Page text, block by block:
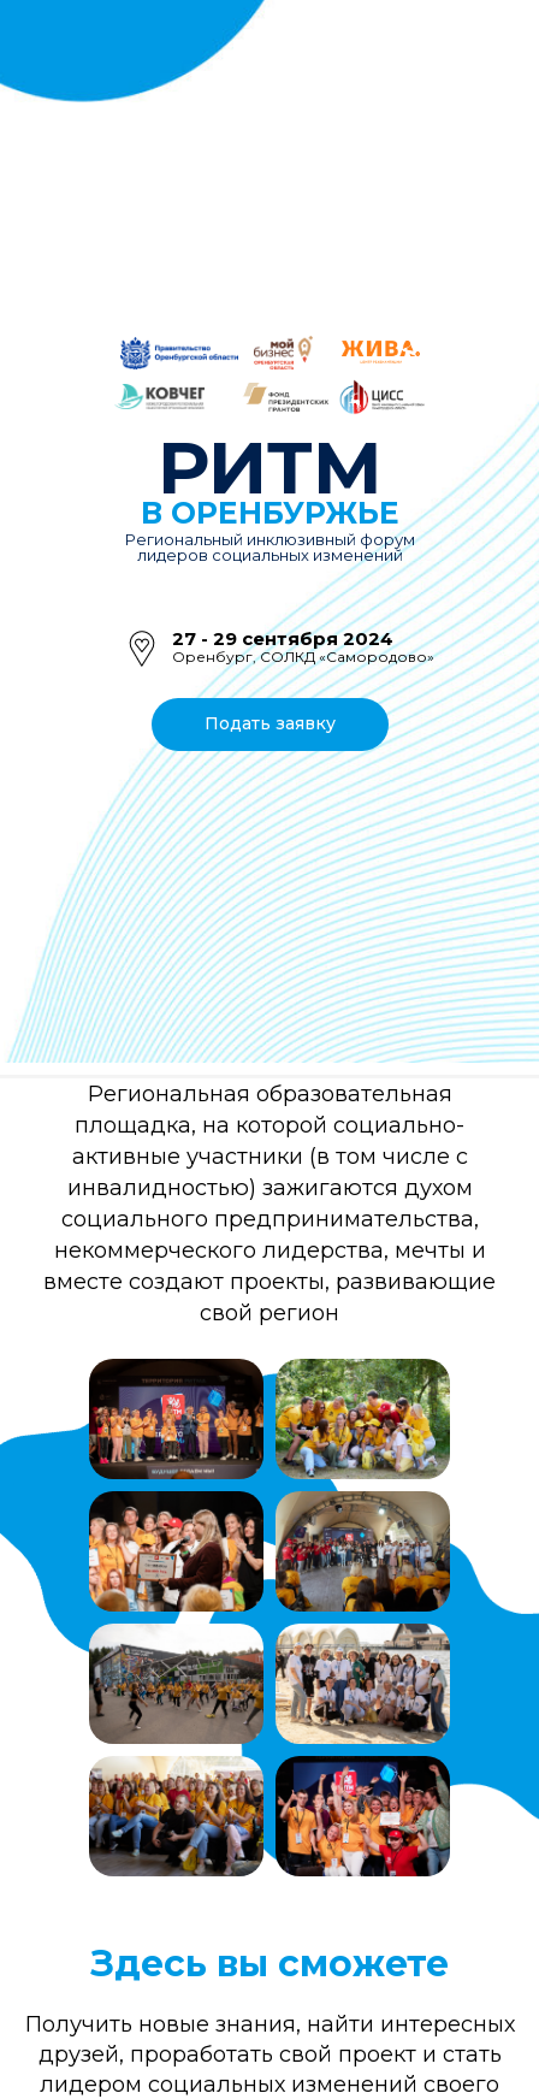
РИТМ
Региональный инклюзивный форум
лидеров социальных изменений
В ОРЕНБУРЖЬЕ
Подать заявку
27 - 29 сентября 2024
Оренбург, СОЛКД «Самородово»
Региональная образовательная
площадка, на которой социально-
активные участники (в том числе с
инвалидностью) зажигаются духом
социального предпринимательства,
некоммерческого лидерства, мечты и
вместе создают проекты, развивающие
свой регион
Здесь вы сможете
Получить новые знания, найти интересных
друзей, проработать свой проект и стать
лидером социальных изменений своего